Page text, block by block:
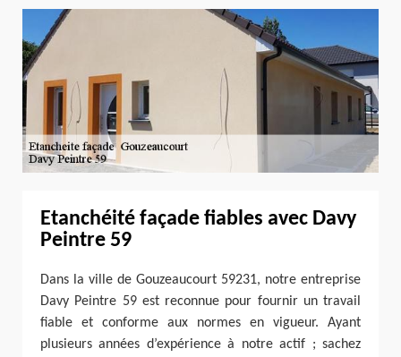
Etanchéité façade fiables avec Davy
Peintre 59
Dans la ville de Gouzeaucourt 59231, notre entreprise
Davy Peintre 59 est reconnue pour fournir un travail
fiable et conforme aux normes en vigueur. Ayant
plusieurs années d’expérience à notre actif ; sachez